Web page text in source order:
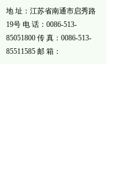
地 址：江苏省南通市启秀路
19号 电 话：0086-513-
85051800 传 真：0086-513-
85511585 邮 箱：